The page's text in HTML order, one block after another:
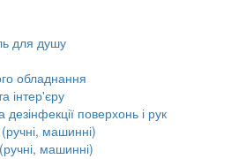
для душу
обладнання
інтер'єру
поверхонь і рук
машинні)
машинні)